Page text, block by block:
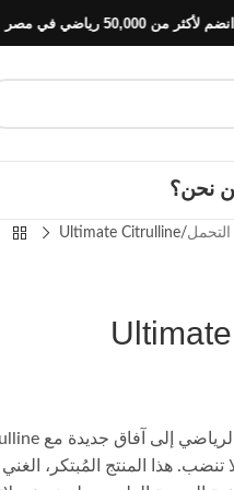
50,000 رياضي في مصر
نحن؟
التحمل Ultimate Citrulline
هذا المنتج المُبتكر، الغني